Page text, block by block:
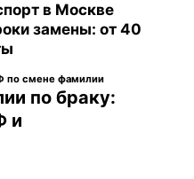
в Москве
замены: от 40
по смене фамилии
по браку:
и